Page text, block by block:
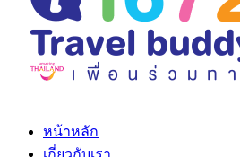
หน้าหลัก
เกี่ยวกับเรา